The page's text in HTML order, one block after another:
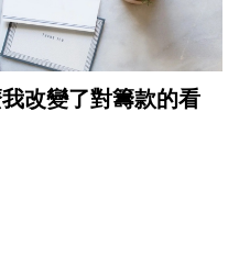
改變了對籌款的看